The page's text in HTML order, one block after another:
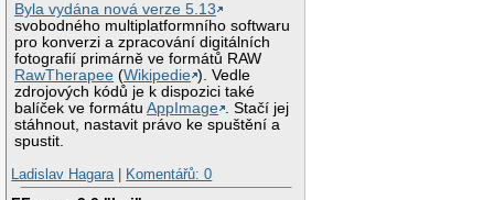
Byla vydána nová verze 5.13
svobodného multiplatformního softwaru
pro konverzi a zpracování digitálních
fotografií primárně ve formátů RAW
RawTherapee (Wikipedie ). Vedle
zdrojových kódů je k dispozici také
balíček ve formátuAppImage . Stačí jej
stáhnout, nastavit právo ke spuštění a
spustit.
Ladislav Hagara| Komentářů: 0